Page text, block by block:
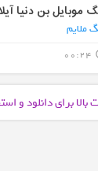
موبایل بن دنیا
ملایم
00:24
بالا برای دانلود